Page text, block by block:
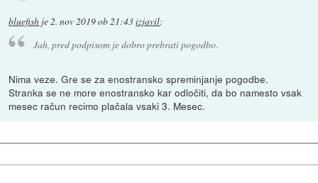
bluefish je 2. nov 2019 ob 21:43izjavil:
Jah, pred podpisom je dobro prebrati pogodbo.
Nima veze. Gre se za enostransko spreminjanje pogodbe.
Stranka se ne more enostransko kar odločiti, da bo namesto vsak
mesec račun recimo plačala vsaki 3. Mesec.